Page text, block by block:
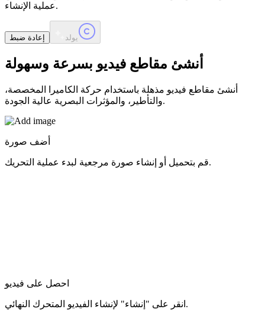
عملية الإنشاء.
إعادة ضبط يولد
أنشئ مقاطع فيديو بسرعة وسهولة
أنشئ مقاطع فيديو مذهلة باستخدام حركة الكاميرا المخصصة،
والتأطير، والمؤثرات البصرية عالية الجودة.
أضف صورة
قم بتحميل أو إنشاء صورة مرجعية لبدء عملية التحريك.
احصل على فيديو
انقر على "إنشاء" لإنشاء الفيديو المتحرك النهائي.